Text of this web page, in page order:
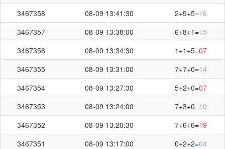
3467358
08-09 13:41:30 2+9+5=16
3467357
08-09 13:38:00 6+8+1=15
3467356
08-09 13:34:30 1+1+5=07
3467355
08-09 13:31:00 7+7+0=14
3467354
08-09 13:27:30 5+2+0=07
3467353
08-09 13:24:00 7+3+0=10
3467352
08-09 13:20:30 7+6+6=19
3467351
08-09 13:17:00 0+2+2=04